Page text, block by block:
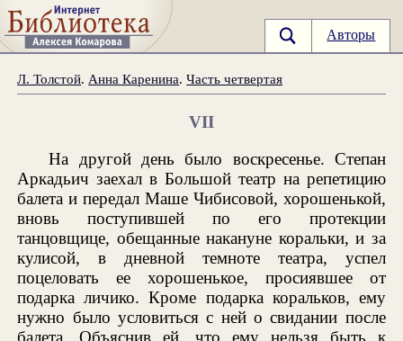
Авторы
Л. Толстой. Анна Каренина.Часть четвертая
VII
На другой день было воскресенье. Степан
Аркадьич заехал в Большой театр на репетицию
балета и передал Маше Чибисовой, хорошенькой,
вновь поступившей по его протекции
танцовщице, обещанные накануне коральки, и за
кулисой, в дневной темноте театра, успел
поцеловать ее хорошенькое, просиявшее от
подарка личико. Кроме подарка коральков, ему
нужно было условиться с ней о свидании после
балета. Объяснив ей, что ему нельзя быть к